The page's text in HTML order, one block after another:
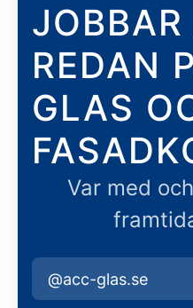
JOBBAR
REDAN
GLAS
Var med
@acc-glas.se